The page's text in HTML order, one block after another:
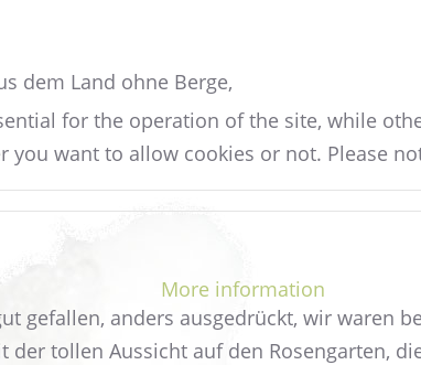
dem Land ohne Berge,
gefallen, anders ausgedrückt, wir waren
tollen Aussicht auf den Rosengarten,
for the operation of the site, while
you want to allow cookies or not. Please
More information